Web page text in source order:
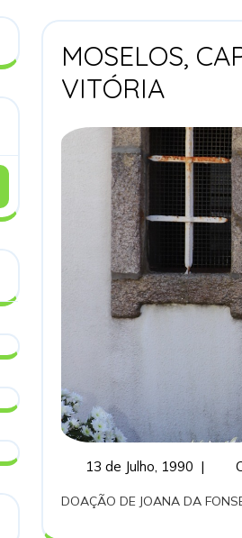
MOSELOS,
VITÓRIA
DE
DA
13 de Julho, 199013
Julho,
|
DOAÇÃO DE JOANA DA